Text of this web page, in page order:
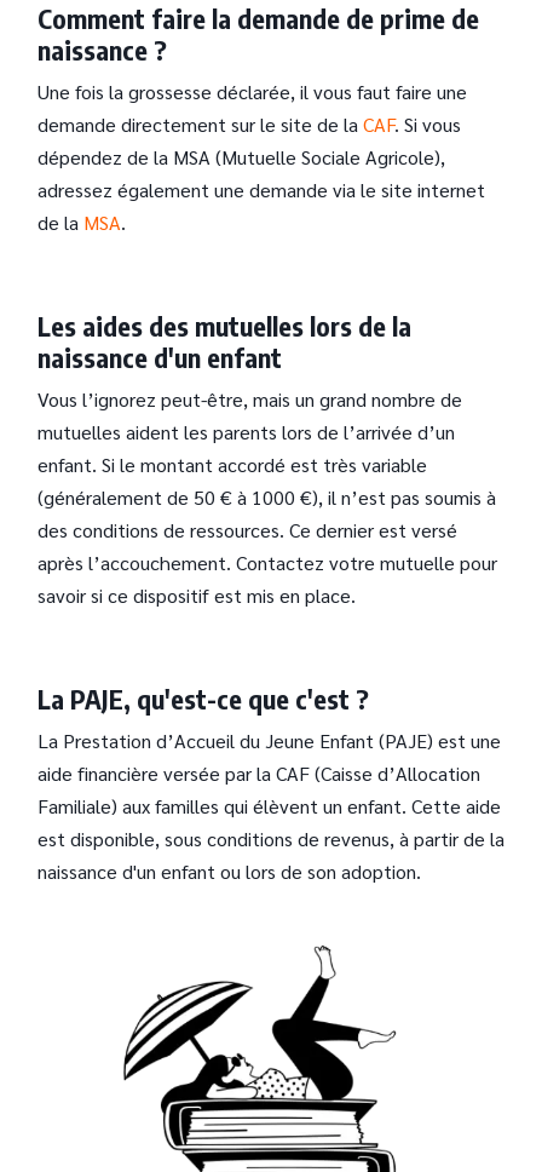
Comment faire la demande de prime de
naissance ?
Une fois la grossesse déclarée, il vous faut faire une
demande directement sur le site de laCAF. Si vous
dépendez de la MSA (Mutuelle Sociale Agricole),
adressez également une demande via le site internet
de la MSA.
Les aides des mutuelles lors de la
naissance d'un enfant
Vous l’ignorez peut-être, mais un grand nombre de
mutuelles aident les parents lors de l’arrivée d’un
enfant. Si le montant accordé est très variable
(généralement de 50 € à 1000 €), il n’est pas soumis à
des conditions de ressources. Ce dernier est versé
après l’accouchement. Contactez votre mutuelle pour
savoir si ce dispositif est mis en place.
La PAJE, qu'est-ce que c'est ?
La Prestation d’Accueil du Jeune Enfant (PAJE) est une
aide financière versée par la CAF (Caisse d’Allocation
Familiale) aux familles qui élèvent un enfant. Cette aide
est disponible, sous conditions de revenus, à partir de la
naissance d'un enfant ou lors de son adoption.